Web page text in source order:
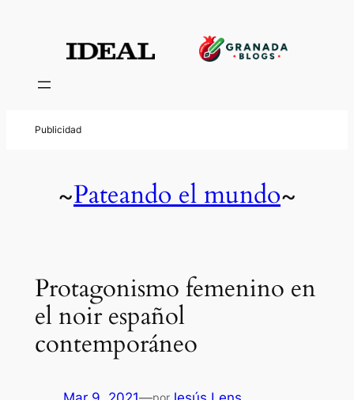
~Pateando el mundo~
Protagonismo femenino en
el noir español
contemporáneo